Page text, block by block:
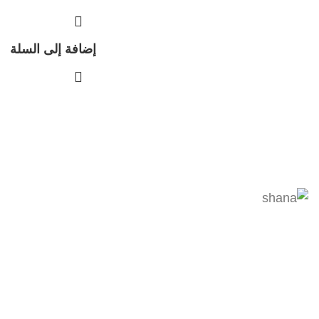
إضافة إلى السلة